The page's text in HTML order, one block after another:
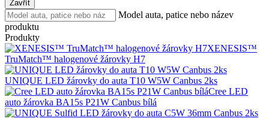
Zavřít
Model auta, patice nebo název
produktu
Produkty
XENESIS™
TruMatch™ halogenové žárovky H7
UNIQUE LED žárovky do auta T10 W5W Canbus 2ks
Cree LED
auto žárovka BA15s P21W Canbus bílá